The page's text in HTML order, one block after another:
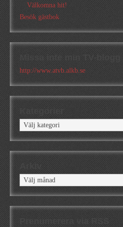
Välkomna hit!
Besök gästbok
Missa inte min TV-blogg
http://www.atvb.alkb.se
Kategorier
Arkiv
Prenumerera via RSS